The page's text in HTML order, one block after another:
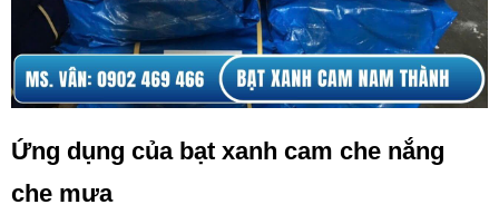
Ứng dụng của bạt xanh cam che nắng
che mưa